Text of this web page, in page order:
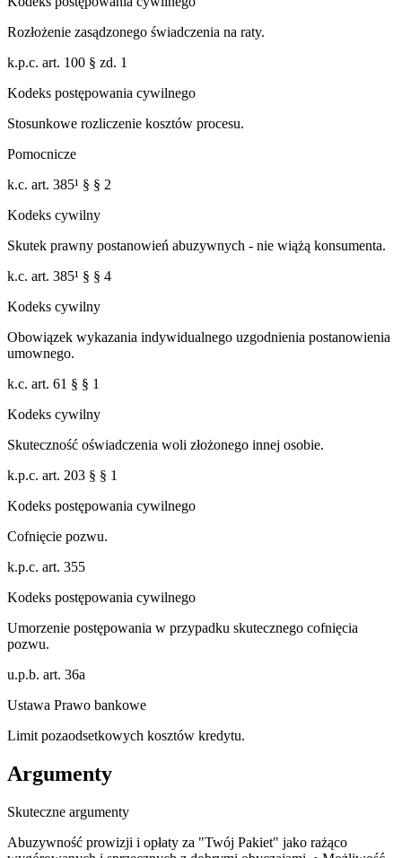
Rozłożenie zasądzonego świadczenia na raty.
k.p.c. art. 100 § zd. 1
Kodeks postępowania cywilnego
Stosunkowe rozliczenie kosztów procesu.
Pomocnicze
k.c. art. 385¹ § § 2
Kodeks cywilny
Skutek prawny postanowień abuzywnych - nie wiążą konsumenta.
k.c. art. 385¹ § § 4
Kodeks cywilny
Obowiązek wykazania indywidualnego uzgodnienia postanowienia
umownego.
k.c. art. 61 § § 1
Kodeks cywilny
Skuteczność oświadczenia woli złożonego innej osobie.
k.p.c. art. 203 § § 1
Kodeks postępowania cywilnego
Cofnięcie pozwu.
k.p.c. art. 355
Kodeks postępowania cywilnego
Umorzenie postępowania w przypadku skutecznego cofnięcia
pozwu.
u.p.b. art. 36a
Ustawa Prawo bankowe
Limit pozaodsetkowych kosztów kredytu.
Argumenty
Skuteczne argumenty
Abuzywność prowizji i opłaty za "Twój Pakiet" jako rażąco